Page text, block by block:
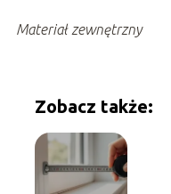
Materiał zewnętrzny
Zobacz także: